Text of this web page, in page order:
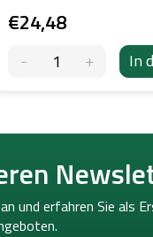
€24,48
In
und erfahren Sie als